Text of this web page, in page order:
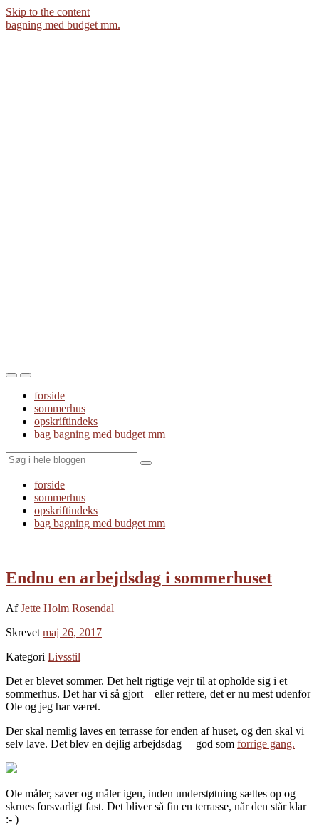
Skip to the content
bagning med budget mm.
Toggle
mobile
menu
Toggle
the
search
field
forside
sommerhus
opskriftindeks
bag bagning med budget mm
Search
forside
sommerhus
opskriftindeks
bag bagning med budget mm
Endnu en arbejdsdag i sommerhuset
AfJette Holm Rosendal
Skrevet maj 26, 2017
Kategori Livsstil
Det er blevet sommer. Det helt rigtige vejr til at opholde sig i et
sommerhus. Det har vi så gjort – eller rettere, det er nu mest udenfor
Ole og jeg har været.
Der skal nemlig laves en terrasse for enden af huset, og den skal vi
selv lave. Det blev en dejlig arbejdsdag – god som forrige gang.
Ole måler, saver og måler igen, inden understøtning sættes op og
skrues forsvarligt fast. Det bliver så fin en terrasse, når den står klar
:- )